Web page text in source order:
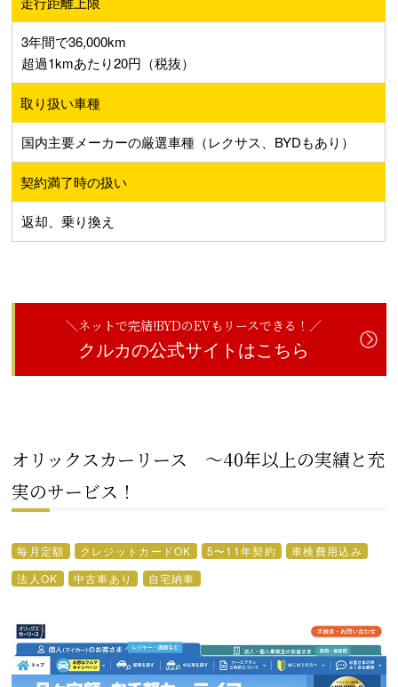
3年間で36,000km
超過1kmあたり20円（税抜）
取り扱い車種
国内主要メーカーの厳選車種（レクサス、BYDもあり）
契約満了時の扱い
返却、乗り換え
＼ネットで完結!BYDのEVもリースできる！／
クルカの公式サイトはこちら
オリックスカーリース ～40年以上の実績と充
実のサービス！
毎月定額 クレジットカードOK 5〜11年契約
車検費用込み
法人OK
中古車あり 自宅納車